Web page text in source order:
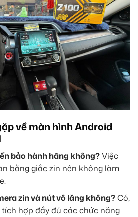
về màn hình Android
bảo hành hãng không?Việc
bằng giắc zin nên không làm
zin và nút vô lăng không?Có,
hợp đầy đủ các chức năng